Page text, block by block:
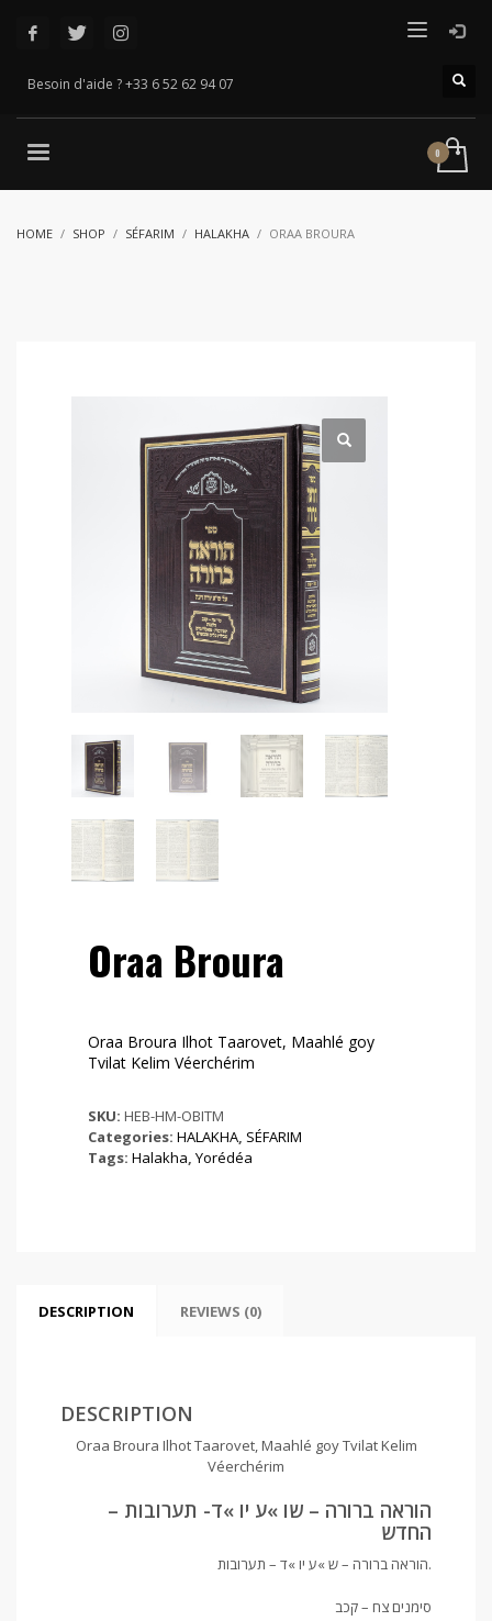
Besoin d'aide ? +33 6 52 62 94 07
HOME SHOP SÉFARIM HALAKHA ORAA BROURA
Oraa Broura
Oraa Broura Ilhot Taarovet, Maahlé goy
Tvilat Kelim Véerchérim
SKU: HEB-HM-OBITM
Categories: HALAKHA, SÉFARIM
Tags: Halakha, Yorédéa
DESCRIPTION REVIEWS (0)
DESCRIPTION
Oraa Broura Ilhot Taarovet, Maahlé goy Tvilat Kelim
Véerchérim
הוראה ברורה – שו »ע יו »ד- תערובות –
החדש
הוראה ברורה – ש »ע יו »ד – תערובות.
סימנים צח – קכב